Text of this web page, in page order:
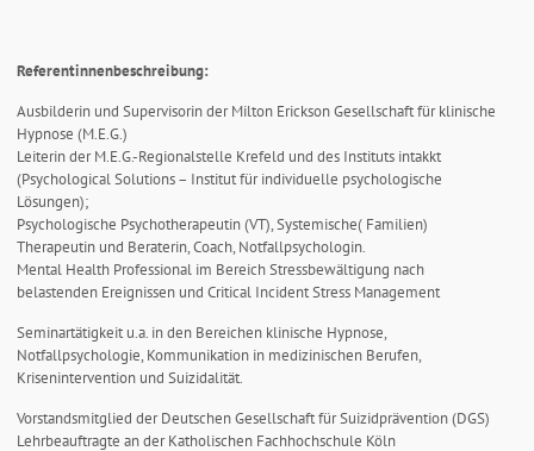
Referentinnenbeschreibung:
Ausbilderin und Supervisorin der Milton Erickson Gesellschaft für klinische
Hypnose (M.E.G.)
Leiterin der M.E.G.-Regionalstelle Krefeld und des Instituts intakkt
(Psychological Solutions – Institut für individuelle psychologische
Lösungen);
Psychologische Psychotherapeutin (VT), Systemische( Familien)
Therapeutin und Beraterin, Coach, Notfallpsychologin.
Mental Health Professional im Bereich Stressbewältigung nach
belastenden Ereignissen und Critical Incident Stress Management
Seminartätigkeit u.a. in den Bereichen klinische Hypnose,
Notfallpsychologie, Kommunikation in medizinischen Berufen,
Krisenintervention und Suizidalität.
Vorstandsmitglied der Deutschen Gesellschaft für Suizidprävention (DGS)
Lehrbeauftragte an der Katholischen Fachhochschule Köln